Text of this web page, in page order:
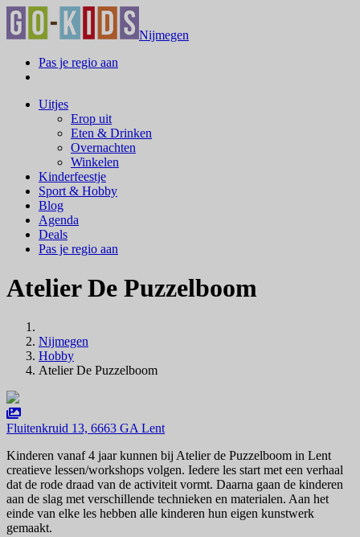
Nijmegen
Pas je regio aan
Uitjes
Erop uit
Eten & Drinken
Overnachten
Winkelen
Kinderfeestje
Sport & Hobby
Blog
Agenda
Deals
Pas je regio aan
Atelier De Puzzelboom
Nijmegen
Hobby
Atelier De Puzzelboom
Fluitenkruid 13, 6663 GA Lent
Kinderen vanaf 4 jaar kunnen bij Atelier de Puzzelboom in Lent
creatieve lessen/workshops volgen. Iedere les start met een verhaal
dat de rode draad van de activiteit vormt. Daarna gaan de kinderen
aan de slag met verschillende technieken en materialen. Aan het
einde van elke les hebben alle kinderen hun eigen kunstwerk
gemaakt.